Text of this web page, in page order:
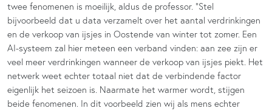
twee fenomenen is moeilijk, aldus de professor. “Stel
bijvoorbeeld dat u data verzamelt over het aantal verdrinkingen
en de verkoop van ijsjes in Oostende van winter tot zomer. Een
AI-systeem zal hier meteen een verband vinden: aan zee zijn er
veel meer verdrinkingen wanneer de verkoop van ijsjes piekt. Het
netwerk weet echter totaal niet dat de verbindende factor
eigenlijk het seizoen is. Naarmate het warmer wordt, stijgen
beide fenomenen. In dit voorbeeld zien wij als mens echter